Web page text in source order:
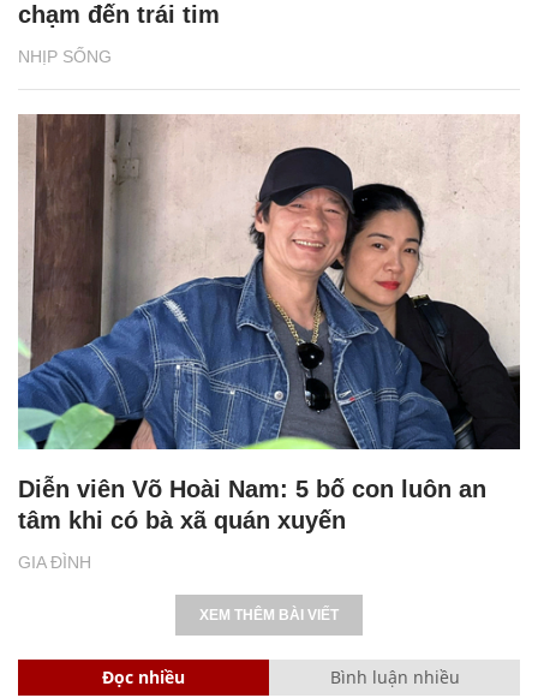
NHỊP SỐNG
chạm đến trái tim
GIA ĐÌNH
Diễn viên Võ Hoài Nam: 5 bố con luôn an
tâm khi có bà xã quán xuyến
XEM THÊM BÀI VIẾT
Đọc nhiều Bình luận nhiều